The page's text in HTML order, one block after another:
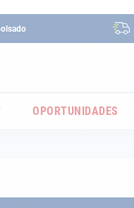
OPORTUNIDADES